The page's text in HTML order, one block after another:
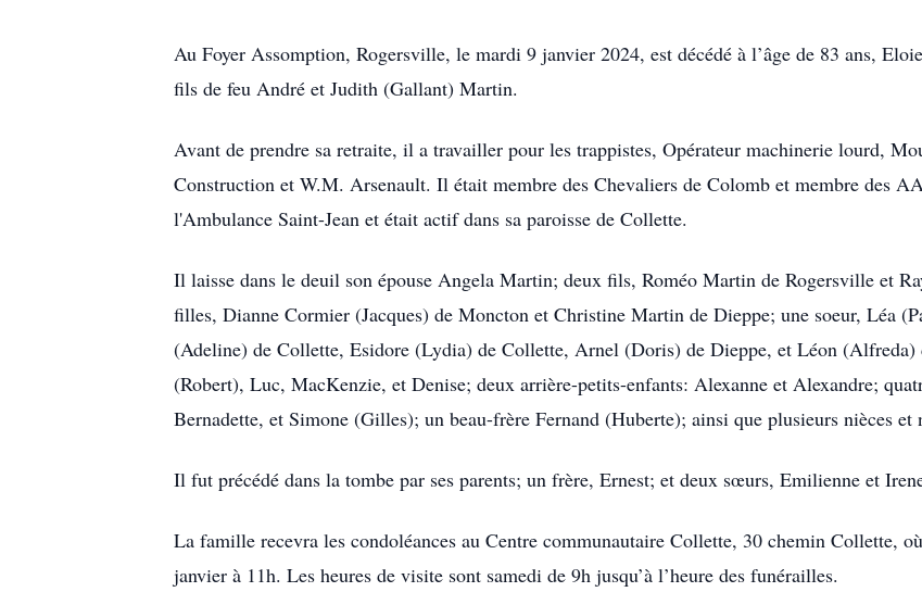
Au Foyer Assomption, Rogersville, le mardi 9 janvier 2024, est décédé à l’âge de 83 ans,
fils de feu André et Judith (Gallant) Martin.
Avant de prendre sa retraite, il a travailler pour les trappistes, Opérateur machinerie lourd,
Construction et W.M. Arsenault. Il était membre des Chevaliers de Colomb et membre des
l'Ambulance Saint-Jean et était actif dans sa paroisse de Collette.
Il laisse dans le deuil son épouse Angela Martin; deux fils, Roméo Martin de Rogersville et
filles, Dianne Cormier (Jacques) de Moncton et Christine Martin de Dieppe; une soeur, Léa
(Adeline) de Collette, Esidore (Lydia) de Collette, Arnel (Doris) de Dieppe, et Léon
(Robert), Luc, MacKenzie, et Denise; deux arrière-petits-enfants: Alexanne et Alexandre;
Bernadette, et Simone (Gilles); un beau-frère Fernand (Huberte); ainsi que plusieurs nièces et
Il fut précédé dans la tombe par ses parents; un frère, Ernest; et deux sœurs, Emilienne et
La famille recevra les condoléances au Centre communautaire Collette, 30 chemin Collette,
janvier à 11h. Les heures de visite sont samedi de 9h jusqu’à l’heure des funérailles.